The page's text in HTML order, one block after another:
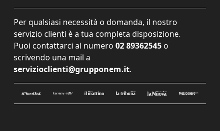
Per qualsiasi necessità o domanda, il nostro
servizio clienti è a tua completa disposizione.
Puoi contattarci al numero 02 89362545 o
scrivendo una mail a
servizioclienti@grupponem.it.